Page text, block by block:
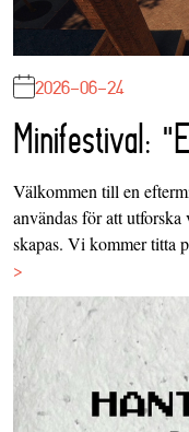
2026-06-24
Minifestival:
Välkommen till en
användas för att
skapas. Vi kommer titta
>